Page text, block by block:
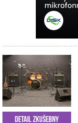
Detail zkušebny